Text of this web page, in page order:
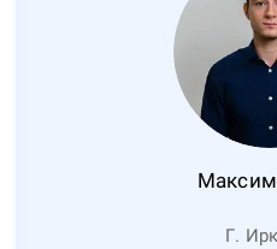
Максим
Г.